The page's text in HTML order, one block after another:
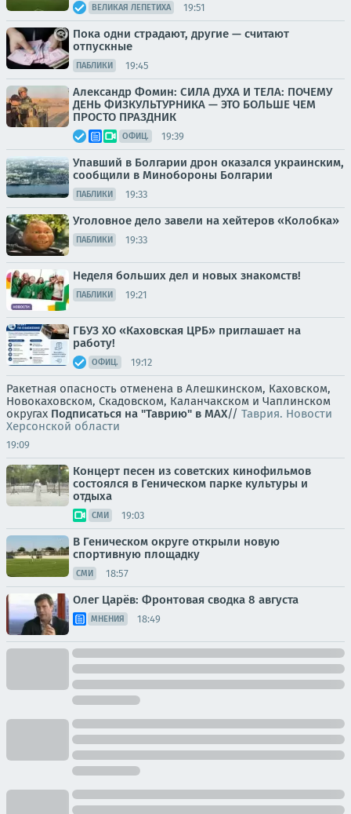
ВЕЛИКАЯ ЛЕПЕТИХА 19:51
Пока одни страдают, другие — считают
отпускные
ПАБЛИКИ 19:45
Александр Фомин: СИЛА ДУХА И ТЕЛА: ПОЧЕМУ
ДЕНЬ ФИЗКУЛЬТУРНИКА — ЭТО БОЛЬШЕ ЧЕМ
ПРОСТО ПРАЗДНИК
ОФИЦ. 19:39
Упавший в Болгарии дрон оказался украинским,
сообщили в Минобороны Болгарии
ПАБЛИКИ 19:33
Уголовное дело завели на хейтеров «Колобка»
ПАБЛИКИ 19:33
Неделя больших дел и новых знакомств!
ПАБЛИКИ 19:21
ГБУЗ ХО «Каховская ЦРБ» приглашает на
работу!
ОФИЦ. 19:12
Ракетная опасность отменена в Алешкинском, Каховском,
Новокаховском, Скадовском, Каланчакском и Чаплинском
округах Подписаться на "Таврию" в MAX// Таврия. Новости
Херсонской области
19:09
Концерт песен из советских кинофильмов
состоялся в Геническом парке культуры и
отдыха
СМИ 19:03
В Геническом округе открыли новую
спортивную площадку
СМИ 18:57
Олег Царёв: Фронтовая сводка 8 августа
МНЕНИЯ 18:49